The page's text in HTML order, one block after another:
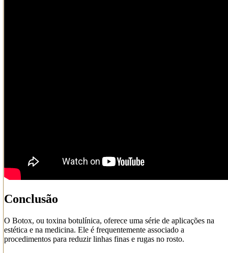
Conclusão
O Botox, ou toxina botulínica, oferece uma série de aplicações na
estética e na medicina. Ele é frequentemente associado a
procedimentos para reduzir linhas finas e rugas no rosto.